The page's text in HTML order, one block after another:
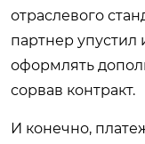
отраслевого
партнер
оформлять
сорвав контракт.
И конечно,